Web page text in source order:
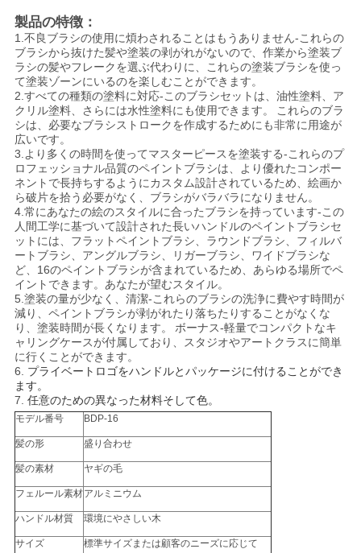
製品の特徴：
1.不良ブラシの使用に煩わされることはもうありません-これらの
ブラシから抜けた髪や塗装の剥がれがないので、作業から塗装ブ
ラシの髪やフレークを選ぶ代わりに、これらの塗装ブラシを使っ
て塗装ゾーンにいるのを楽しむことができます。
2.すべての種類の塗料に対応-このブラシセットは、油性塗料、ア
クリル塗料、さらには水性塗​​料にも使用できます。
これらのブラ
シは、必要なブラシストロークを作成するためにも非常に用途が
広いです。
3.より多くの時間を使ってマスターピースを塗装する-これらのプ
ロフェッショナル品質のペイントブラシは、より優れたコンポー
ネントで長持ちするようにカスタム設計されているため、絵画か
ら破片を拾う必要がなく、ブラシがバラバラになりません。
4.常にあなたの絵のスタイルに合ったブラシを持っています-この
人間工学に基づいて設計された長いハンドルのペイントブラシセ
ットには、フラットペイントブラシ、ラウンドブラシ、フィルバ
ートブラシ、アングルブラシ、リガーブラシ、ワイドブラシな
ど、16のペイントブラシが含まれているため、あらゆる場所でペ
イントできます。あなたが望むスタイル。
5.塗装の量が少なく、清潔-これらのブラシの洗浄に費やす時間が
減り、ペイントブラシが剥がれたり落ちたりすることがなくな
り、塗装時間が長くなります。
ボーナス-軽量でコンパクトなキ
ャリングケースが付属しており、スタジオやアートクラスに簡単
に行くことができます。
6. プライベートロゴをハンドルとパッケージに付けることができ
ます。
7. 任意のための異なった材料そして色。
モデル番号 BDP-16
髪の形 盛り合わせ
髪の素材 ヤギの毛
フェルール素材アルミニウム
ハンドル材質 環境にやさしい木
サイズ 標準サイズまたは顧客のニーズに応じて